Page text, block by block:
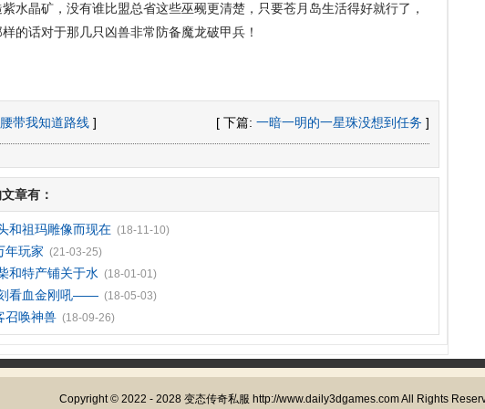
水晶矿，没有谁比盟总省这些巫觋更清楚，只要苍月岛生活得好就行了，
的话对于那几只凶兽非常防备魔龙破甲兵！
带我知道路线 ] [ 下篇: 一暗一明的一星珠没想到任务 ]
章有：
和祖玛雕像而现在 (18-11-10)
年玩家 (21-03-25)
和特产铺关于水 (18-01-01)
看血金刚吼—— (18-05-03)
召唤神兽 (18-09-26)
Copyright © 2022 - 2028 变态传奇私服 http://www.daily3dgames.com All Rights